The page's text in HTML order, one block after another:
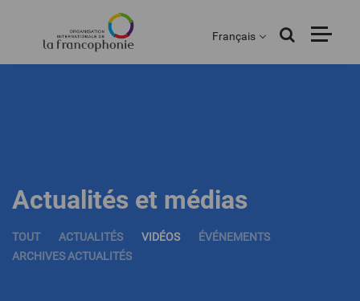
principal
Français
Actualités et médias
TOUT ACTUALITÉS VIDÉOS
ÉVÉNEMENTS
ARCHIVES ACTUALITÉS